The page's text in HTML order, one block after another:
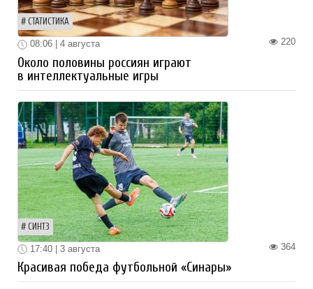
СТАТИСТИКА
220
08:06 | 4 августа
Около половины россиян играют
в интеллектуальные игры
СИНТЗ
364
17:40 | 3 августа
Красивая победа футбольной «Синары»